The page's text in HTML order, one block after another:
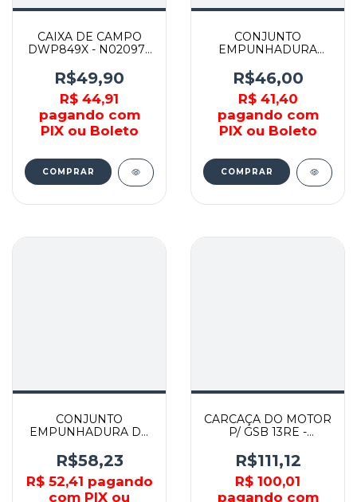
CAIXA DE CAMPO
DWP849X - N020976
R$49,90
R$ 44,91
pagando com
PIX ou Boleto
COMPRAR
CONJUNTO
EMPUNHADURA
DEWALT
R$46,00
R$ 41,40
pagando com
PIX ou Boleto
COMPRAR
CONJUNTO
EMPUNHADURA DA
N352599 - DEWALT
R$58,23
R$ 52,41 pagando
com PIX ou
CARCAÇA DO MOTOR
P/ GSB 13RE -
R$111,12
R$ 100,01
pagando com